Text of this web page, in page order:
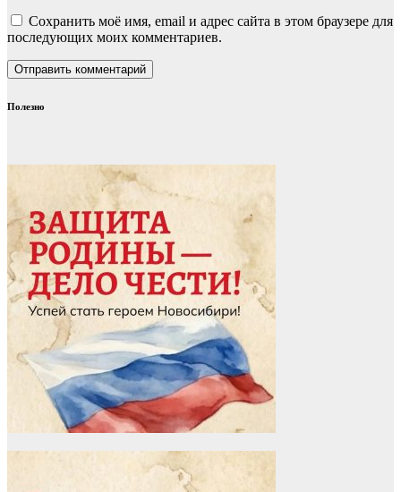
Сохранить моё имя, email и адрес сайта в этом браузере для
последующих моих комментариев.
Полезно